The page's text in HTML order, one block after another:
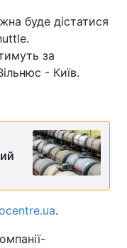
буде дістатися
за
- Київ.
.